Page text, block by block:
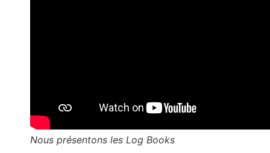
Nous présentons les Log Books